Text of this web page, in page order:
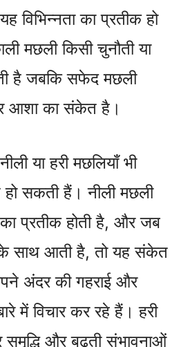
विभिन्नता का प्रतीक हो
मछली किसी चुनौती या
है जबकि सफेद मछली
आशा का संकेत है।
या हरी मछलियाँ भी
हो सकती हैं। नीली मछली
प्रतीक होती है, और जब
साथ आती है, तो यह संकेत
अंदर की गहराई और
में विचार कर रहे हैं। हरी
और बढ़ती संभावनाओं